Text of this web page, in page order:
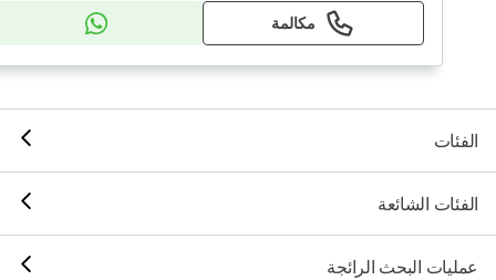
مكالمة
الفئات
الفئات الشائعة
عمليات البحث الرائجة